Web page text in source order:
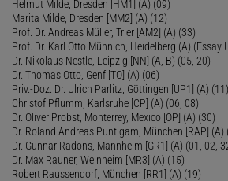
Helmut Milde, Dresden [HM1] (A) (09)
Marita Milde, Dresden [MM2] (A) (12)
Prof. Dr. Andreas Müller, Trier [AM2] (A) (33)
Prof. Dr. Karl Otto Münnich, Heidelberg (A) (Essay
Dr. Nikolaus Nestle, Leipzig [NN] (A, B) (05, 20)
Dr. Thomas Otto, Genf [TO] (A) (06)
Priv.-Doz. Dr. Ulrich Parlitz, Göttingen [UP1] (A) (11)
Christof Pflumm, Karlsruhe [CP] (A) (06, 08)
Dr. Oliver Probst, Monterrey, Mexico [OP] (A) (30)
Dr. Roland Andreas Puntigam, München [RAP] (A)
Dr. Gunnar Radons, Mannheim [GR1] (A) (01, 02,
Dr. Max Rauner, Weinheim [MR3] (A) (15)
Robert Raussendorf, München [RR1] (A) (19)